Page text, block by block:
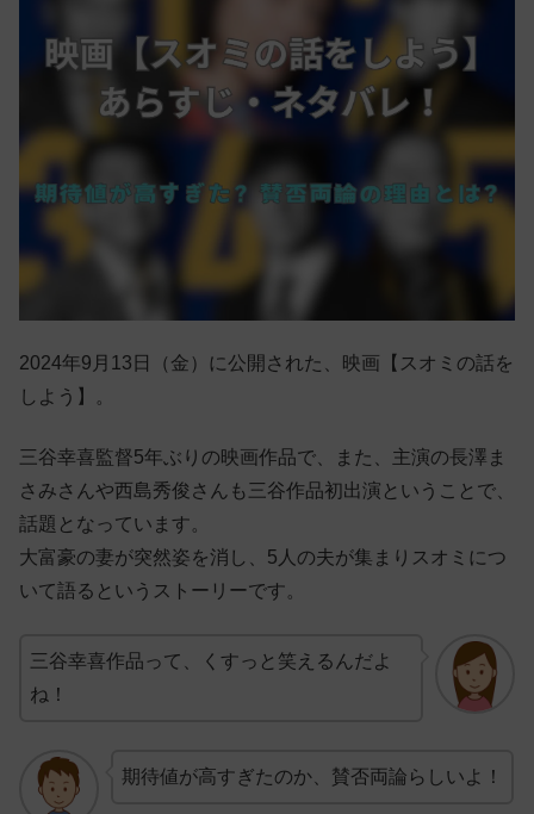
2024年9月13日（金）に公開された、映画【スオミの話を
しよう】。
三谷幸喜監督5年ぶりの映画作品で、また、主演の長澤ま
さみさんや西島秀俊さんも三谷作品初出演ということで、
話題となっています。
大富豪の妻が突然姿を消し、5人の夫が集まりスオミにつ
いて語るというストーリーです。
三谷幸喜作品って、くすっと笑えるんだよ
ね！
期待値が高すぎたのか、賛否両論らしいよ！